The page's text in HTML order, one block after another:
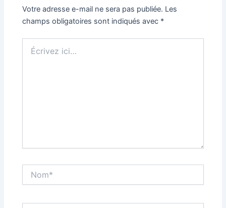
Votre adresse e-mail ne sera pas publiée. Les
champs obligatoires sont indiqués avec *
ici…